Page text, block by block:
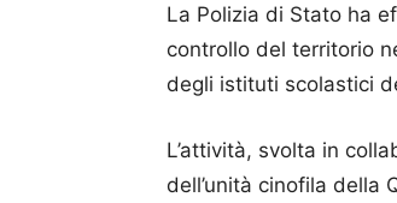
La Polizia di Stato ha
controllo del territorio
degli istituti scolastici
L’attività, svolta in
dell’unità cinofila della